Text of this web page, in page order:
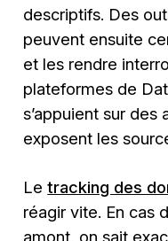
descriptifs. Des
peuvent ensuite
et les rendre
plateformes de
s’appuient sur
exposent les
Letracking des
réagir vite. En cas
amont, on sait